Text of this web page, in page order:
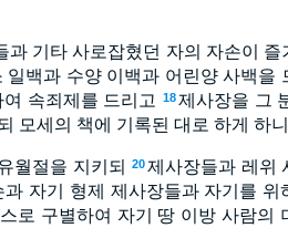
기타 사로잡혔던 자의 자손이
백과 수양 이백과 어린양 사백을
속죄제를 드리고 18제사장을 그
모세의 책에 기록된 대로 하게 하
월절을 지키되 20제사장들과 레위
자기 형제 제사장들과 자기를 위
로 구별하여 자기 땅 이방 사람의